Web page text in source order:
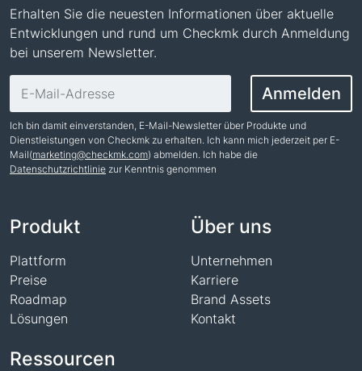
Erhalten Sie die neuesten Informationen über aktuelle
Entwicklungen und rund um Checkmk durch Anmeldung
bei unserem Newsletter.
Anmelden
Ich bin damit einverstanden, E-Mail-Newsletter über Produkte und
Dienstleistungen von Checkmk zu erhalten. Ich kann mich jederzeit per E-
Mail(marketing@checkmk.com) abmelden. Ich habe die
Datenschutzrichtlinie zur Kenntnis genommen
Produkt
Plattform
Preise
Roadmap
Lösungen
Ressourcen
Über uns
Unternehmen
Karriere
Brand Assets
Kontakt